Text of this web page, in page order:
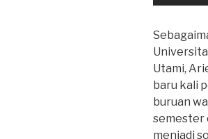
Utami,
baru kali
buruan
semester
menjadi